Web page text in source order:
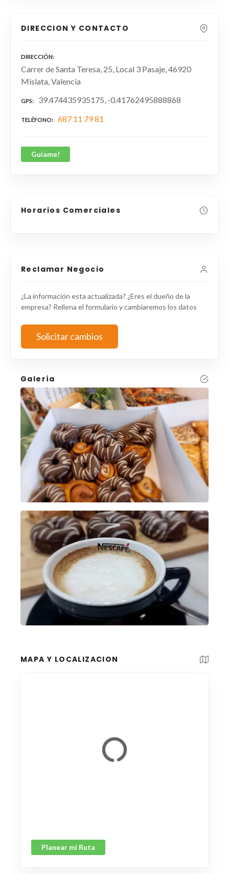
DIRECCION Y CONTACTO
DIRECCIÓN
Carrer de Santa Teresa, 25, Local 3 Pasaje, 46920
Mislata, Valencia
GPS 39.474435935175, -0.41762495888868
TELÉFONO 687 11 79 81
Guíame!
Horarios Comerciales
Reclamar Negocio
¿La información esta actualizada? ¿Eres el dueño de la
empresa? Rellena el formulario y cambiaremos los datos
Solicitar cambios
Galería
MAPA Y LOCALIZACION
Planear mi Ruta